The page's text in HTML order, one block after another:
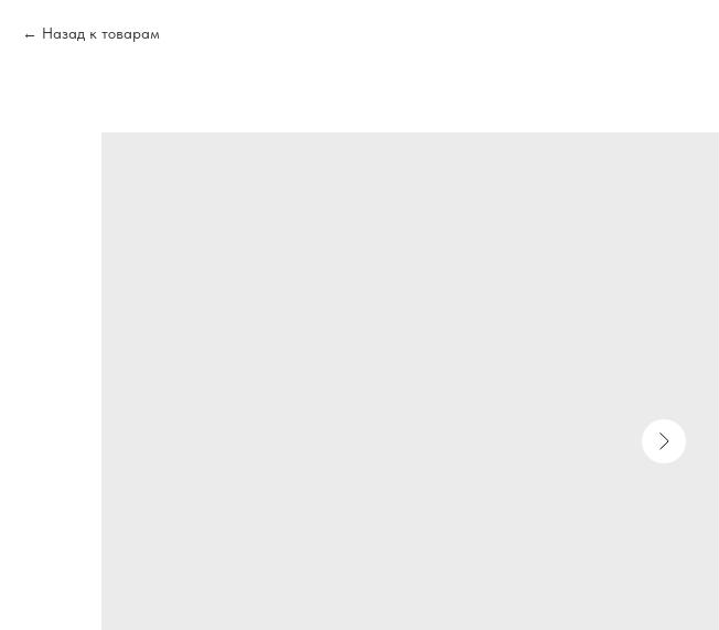
Назад к товарам